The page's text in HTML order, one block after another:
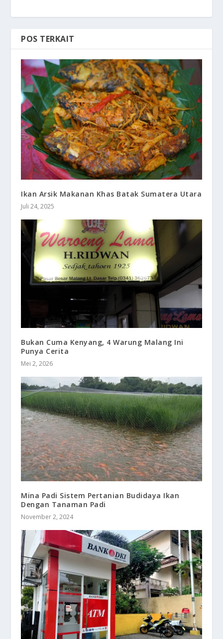
POS TERKAIT
Ikan Arsik Makanan Khas Batak Sumatera Utara
Juli 24, 2025
Bukan Cuma Kenyang, 4 Warung Malang Ini
Punya Cerita
Mei 2, 2026
Mina Padi Sistem Pertanian Budidaya Ikan
Dengan Tanaman Padi
November 2, 2024